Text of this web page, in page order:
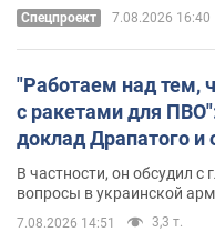
Спецпроект 7.08.2026 16:40
"Работаем над тем,
с ракетами для
доклад Драпатого
В частности, он обсудил
вопросы в украинской
7.08.2026 14:51 3,3 т.